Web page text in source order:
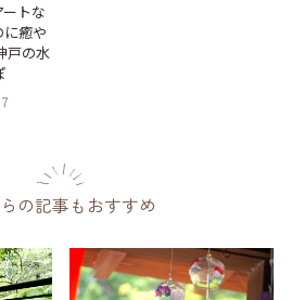
ートな
癒や
戸の水
の記事もおすすめ